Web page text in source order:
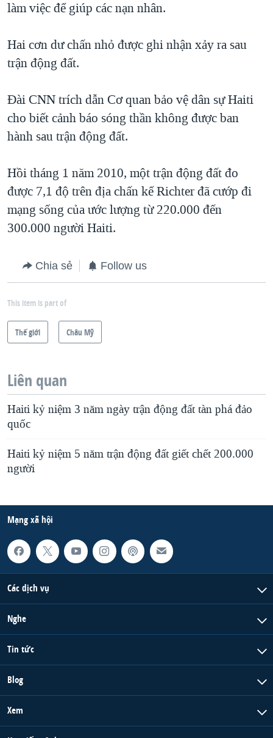
làm việc để giúp các nạn nhân.
Hai cơn dư chấn nhỏ được ghi nhận xảy ra sau
trận động đất.
Đài CNN trích dẫn Cơ quan bảo vệ dân sự Haiti
cho biết cảnh báo sóng thần không được ban
hành sau trận động đất.
Hồi tháng 1 năm 2010, một trận động đất đo
được 7,1 độ trên địa chấn kế Richter đã cướp đi
mạng sống của ước lượng từ 220.000 đến
300.000 người Haiti.
Chia sẻ Follow us
This item is part of
Thế giới Châu Mỹ
Liên quan
Haiti kỷ niệm 3 năm ngày trận động đất tàn phá đảo
quốc
Haiti kỷ niệm 5 năm trận động đất giết chết 200.000
người
Mạng xã hội
Các dịch vụ
Nghe
Tin tức
Blog
Xem